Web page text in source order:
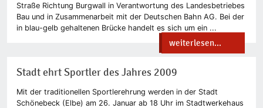
Straße Richtung Burgwall in Verantwortung des Landesbetriebes
Bau und in Zusammenarbeit mit der Deutschen Bahn AG. Bei der
in blau-gelb gehaltenen Brücke handelt es sich um ein ...
weiterlesen...
Stadt ehrt Sportler des Jahres 2009
Mit der traditionellen Sportlerehrung werden in der Stadt
Schönebeck (Elbe) am 26. Januar ab 18 Uhr im Stadtwerkehaus